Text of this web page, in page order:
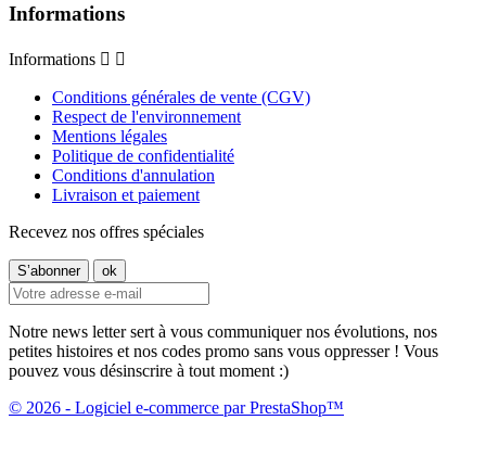
Informations
Informations  
Conditions générales de vente (CGV)
Respect de l'environnement
Mentions légales
Politique de confidentialité
Conditions d'annulation
Livraison et paiement
Recevez nos offres spéciales
Notre news letter sert à vous communiquer nos évolutions, nos
petites histoires et nos codes promo sans vous oppresser ! Vous
pouvez vous désinscrire à tout moment :)
© 2026 - Logiciel e-commerce par PrestaShop™